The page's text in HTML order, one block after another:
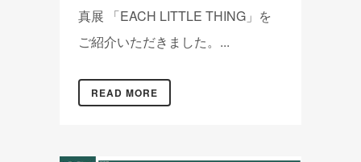
真展 「EACH LITTLE THING」を
ご紹介いただきました。...
READ MORE